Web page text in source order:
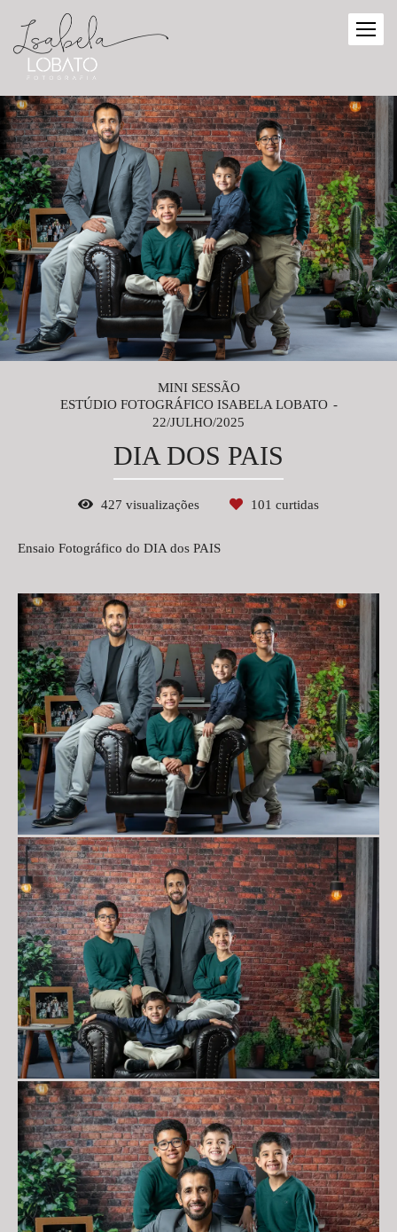
MINI SESSÃO
ESTÚDIO FOTOGRÁFICO ISABELA LOBATO
22/JULHO/2025
DIA DOS PAIS
427 visualizações 101 curtidas
Ensaio Fotográfico do DIA dos PAIS